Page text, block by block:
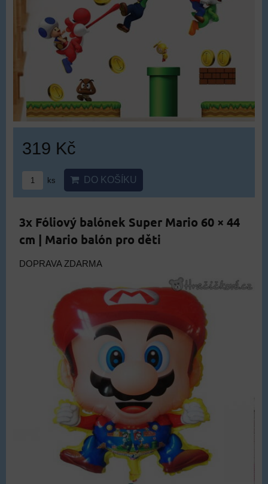
319 Kč
ks DO KOŠÍKU
3x Fóliový balónek Super Mario 60 × 44
cm | Mario balón pro děti
DOPRAVA ZDARMA